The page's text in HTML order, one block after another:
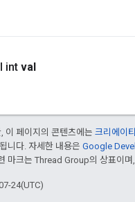
int val
이 페이지의 콘텐츠에는 크리에이
니다. 자세한 내용은 Google
마크는 Thread Group의 상표이
24(UTC)